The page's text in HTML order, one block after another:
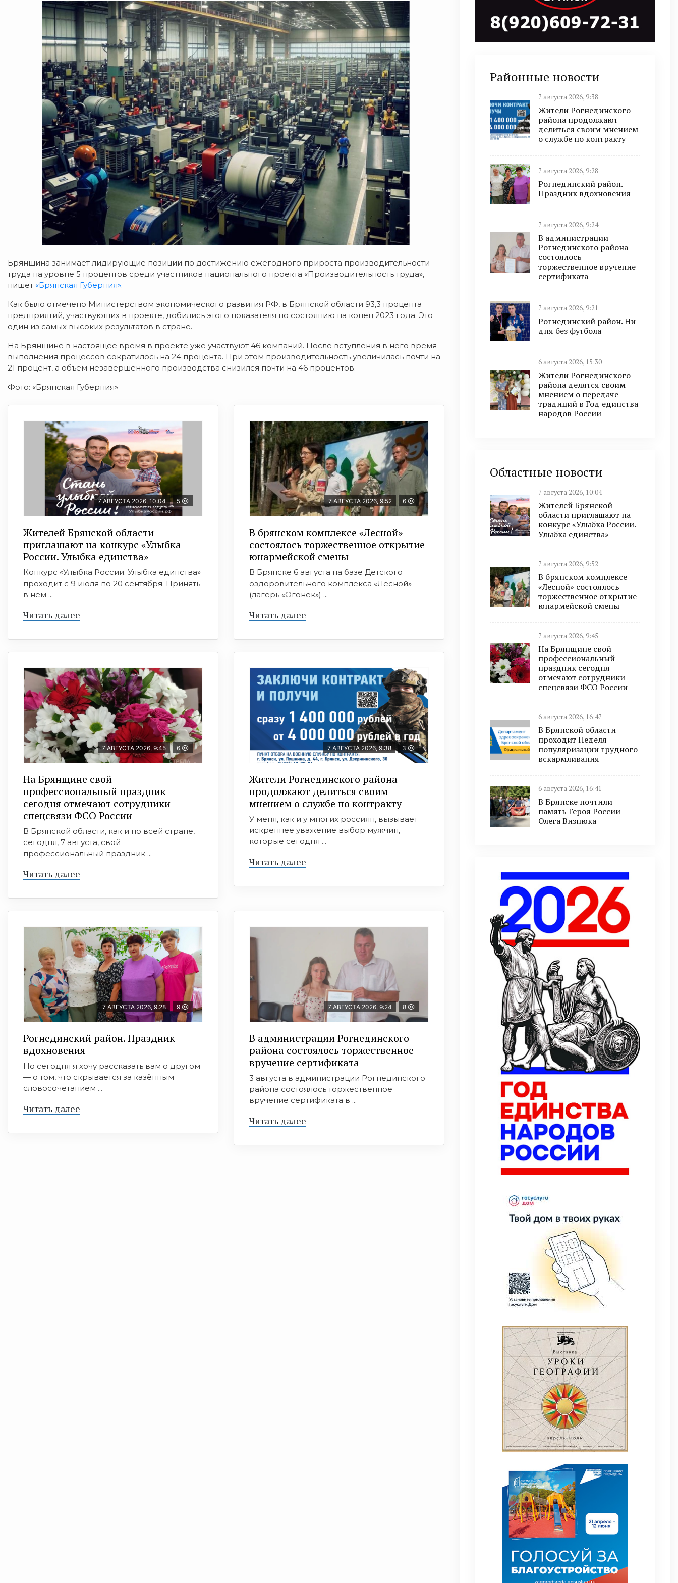
Брянщина занимает лидирующие позиции по достижению ежегодного прироста производительности
труда на уровне 5 процентов среди участников национального проекта «Производительность труда»,
пишет «Брянская Губерния».
Как было отмечено Министерством экономического развития РФ, в Брянской области 93,3 процента
предприятий, участвующих в проекте, добились этого показателя по состоянию на конец 2023 года. Это
один из самых высоких результатов в стране.
На Брянщине в настоящее время в проекте уже участвуют 46 компаний. После вступления в него время
выполнения процессов сократилось на 24 процента. При этом производительность увеличилась почти на
21 процент, а объем незавершенного производства снизился почти на 46 процентов.
Фото: «Брянская Губерния»
7 АВГУСТА 2026, 10:04 5
Жителей Брянской области
приглашают на конкурс «Улыбка
России. Улыбка единства»
Конкурс «Улыбка России. Улыбка единства»
проходит с 9 июля по 20 сентября. Принять
в нем ...
Читать далее
7 АВГУСТА 2026, 9:52 6
В брянском комплексе «Лесной»
состоялось торжественное открытие
юнармейской смены
В Брянске 6 августа на базе Детского
оздоровительного комплекса «Лесной»
(лагерь «Огонёк») ...
Читать далее
7 АВГУСТА 2026, 9:45 6
На Брянщине свой
профессиональный праздник
сегодня отмечают сотрудники
спецсвязи ФСО России
В Брянской области, как и по всей стране,
сегодня, 7 августа, свой
профессиональный праздник ...
Читать далее
7 АВГУСТА 2026, 9:38 3
Жители Рогнединского района
продолжают делиться своим
мнением о службе по контракту
У меня, как и у многих россиян, вызывает
искреннее уважение выбор мужчин,
которые сегодня ...
Читать далее
7 АВГУСТА 2026, 9:28 9
Рогнединский район. Праздник
вдохновения
Но сегодня я хочу рассказать вам о другом
— о том, что скрывается за казённым
словосочетанием ...
Читать далее
7 АВГУСТА 2026, 9:24 8
В администрации Рогнединского
района состоялось торжественное
вручение сертификата
3 августа в администрации Рогнединского
района состоялось торжественное
вручение сертификата в ...
Читать далее
Районные новости
7 августа 2026, 9:38
Жители Рогнединского
района продолжают
делиться своим мнением
о службе по контракту
7 августа 2026, 9:28
Рогнединский район.
Праздник вдохновения
7 августа 2026, 9:24
В администрации
Рогнединского района
состоялось
торжественное вручение
сертификата
7 августа 2026, 9:21
Рогнединский район. Ни
дня без футбола
6 августа 2026, 15:30
Жители Рогнединского
района делятся своим
мнением о передаче
традиций в Год единства
народов России
Областные новости
7 августа 2026, 10:04
Жителей Брянской
области приглашают на
конкурс «Улыбка России.
Улыбка единства»
7 августа 2026, 9:52
В брянском комплексе
«Лесной» состоялось
торжественное открытие
юнармейской смены
7 августа 2026, 9:45
На Брянщине свой
профессиональный
праздник сегодня
отмечают сотрудники
спецсвязи ФСО России
6 августа 2026, 16:47
В Брянской области
проходит Неделя
популяризации грудного
вскармливания
6 августа 2026, 16:41
В Брянске почтили
память Героя России
Олега Визнюка